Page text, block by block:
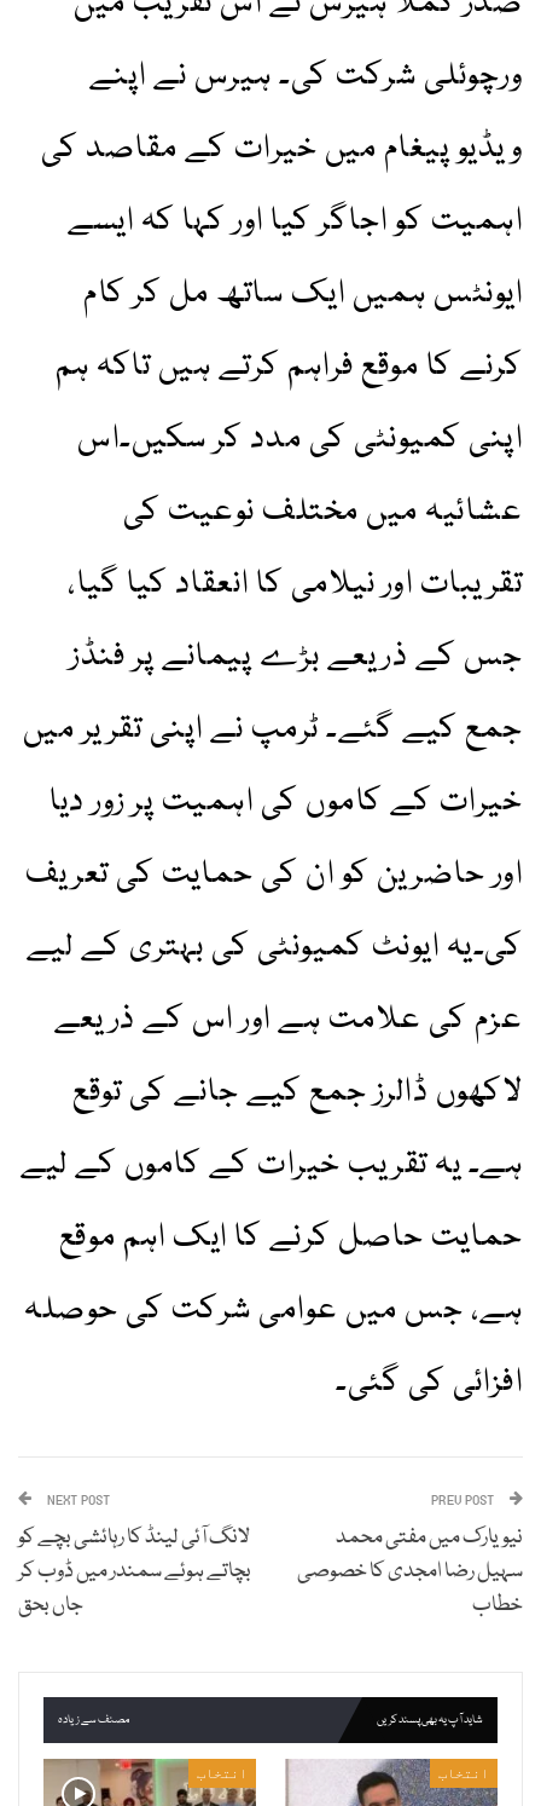
ورچوئلی شرکت کی۔ ہیرس نے اپنے
ویڈیو پیغام میں خیرات کے مقاصد کی
اہمیت کو اجاگر کیا اور کہا کہ ایسے
ایونٹس ہمیں ایک ساتھ مل کر کام
کرنے کا موقع فراہم کرتے ہیں تاکہ ہم
اپنی کمیونٹی کی مدد کر سکیں۔اس
عشائیہ میں مختلف نوعیت کی
تقریبات اور نیلامی کا انعقاد کیا گیا،
جس کے ذریعے بڑے پیمانے پر فنڈز
جمع کیے گئے۔ ٹرمپ نے اپنی تقریر میں
خیرات کے کاموں کی اہمیت پر زور دیا
اور حاضرین کو ان کی حمایت کی تعریف
کی۔یہ ایونٹ کمیونٹی کی بہتری کے لیے
عزم کی علامت ہے اور اس کے ذریعے
لاکھوں ڈالرز جمع کیے جانے کی توقع
ہے۔ یہ تقریب خیرات کے کاموں کے لیے
حمایت حاصل کرنے کا ایک اہم موقع
ہے، جس میں عوامی شرکت کی حوصلہ
افزائی کی گئی۔
نیویارک میں مفتی محمد
سہیل رضا امجدی کا خصوصی
خطاب
NEXT POST
لانگ آئی لینڈ کا رہائشی بچے کو
بچاتے ہوئے سمندر میں ڈوب کر
جاں بحق
شاید آپ یہ بھی پسند کریں مصنف سے زیادہ
انتخاب انتخاب